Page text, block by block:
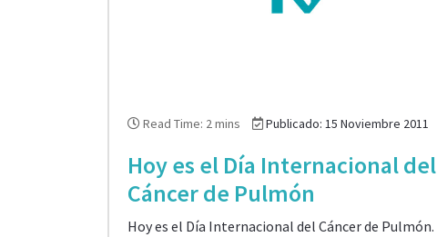
Read Time: 2 mins Publicado: 15 Noviembre 2011
Hoy es el Día Internacional del
Cáncer de Pulmón
Hoy es el Día Internacional del Cáncer de Pulmón.